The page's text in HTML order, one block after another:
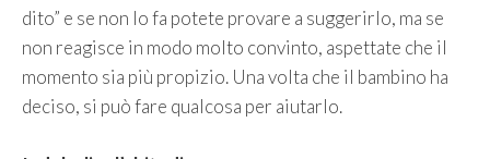
dito” e se non lo fa potete provare a suggerirlo, ma se
non reagisce in modo molto convinto, aspettate che il
momento sia più propizio. Una volta che il bambino ha
deciso, si può fare qualcosa per aiutarlo.